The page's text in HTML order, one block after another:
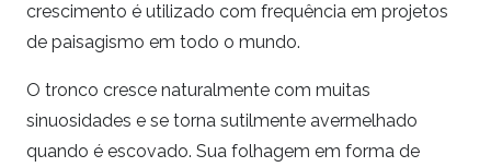
crescimento é utilizado com frequência em projetos
de paisagismo em todo o mundo.
O tronco cresce naturalmente com muitas
sinuosidades e se torna sutilmente avermelhado
quando é escovado. Sua folhagem em forma de